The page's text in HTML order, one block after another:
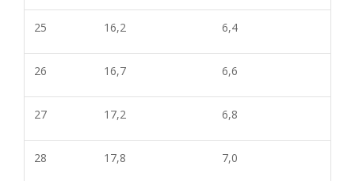
25 16,2 6,4
26 16,7 6,6
27 17,2 6,8
28 17,8 7,0